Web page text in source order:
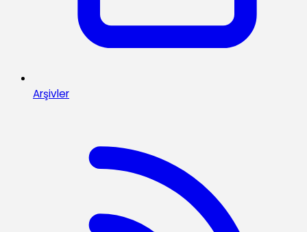
Arşivler